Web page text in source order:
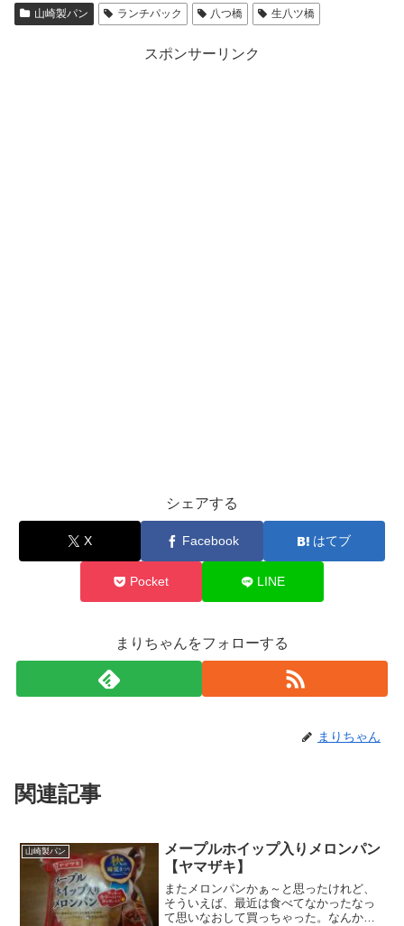
山崎製パン ランチパック 八つ橋 生八ツ橋
スポンサーリンク
シェアする
X Facebook はてブ
Pocket LINE
まりちゃんをフォローする
まりちゃん
関連記事
山崎製パン
メープルホイップ入りメロンパン
【ヤマザキ】
またメロンパンかぁ～と思ったけれど、
そういえば、最近は食べてなかったなっ
て思いなおして買っちゃった。なんか、